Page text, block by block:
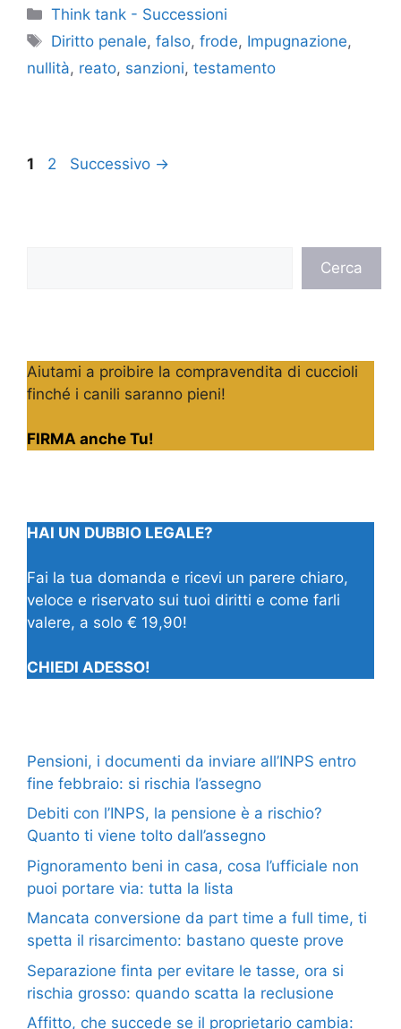
Categorie
Think tank - Successioni
Tag
Diritto penale,falso,frode, Impugnazione,
nullità, reato, sanzioni, testamento
Pagina
1 Pagina
2 Successivo →
Cerca
Aiutami a proibire la compravendita di cuccioli
finché i canili saranno pieni!
FIRMA anche Tu!
HAI UN DUBBIO LEGALE?
Fai la tua domanda e ricevi un parere chiaro,
veloce e riservato sui tuoi diritti e come farli
valere, a solo € 19,90!
CHIEDI ADESSO!
Pensioni, i documenti da inviare all’INPS entro
fine febbraio: si rischia l’assegno
Debiti con l’INPS, la pensione è a rischio?
Quanto ti viene tolto dall’assegno
Pignoramento beni in casa, cosa l’ufficiale non
puoi portare via: tutta la lista
Mancata conversione da part time a full time, ti
spetta il risarcimento: bastano queste prove
Separazione finta per evitare le tasse, ora si
rischia grosso: quando scatta la reclusione
Affitto, che succede se il proprietario cambia: